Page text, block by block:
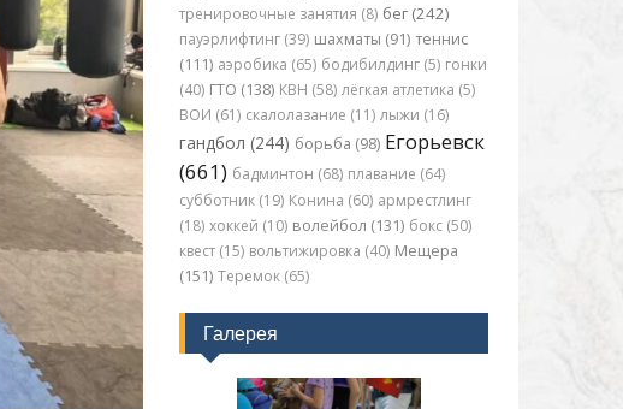
тренировочные занятия (8) бег (242)
пауэрлифтинг (39) шахматы (91) теннис
(111) аэробика (65) бодибилдинг (5) гонки
(40) ГТО (138) КВН (58) лёгкая атлетика (5)
ВОИ (61) скалолазание (11) лыжи (16)
гандбол (244) борьба (98) Егорьевск
(661) бадминтон (68) плавание (64)
субботник (19) Конина (60) армрестлинг
(18) хоккей (10) волейбол (131) бокс (50)
квест (15) вольтижировка (40) Мещера
(151) Теремок (65)
Галерея